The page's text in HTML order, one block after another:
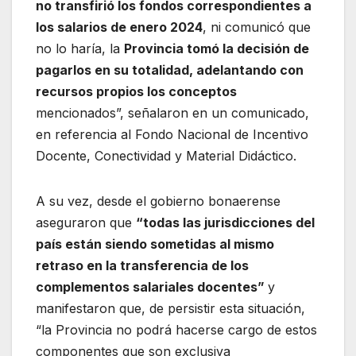
no transfirió los fondos correspondientes a
los salarios de enero 2024, ni comunicó que
no lo haría, la Provincia tomó la decisión de
pagarlos en su totalidad, adelantando con
recursos propios los conceptos
mencionados”, señalaron en un comunicado,
en referencia al Fondo Nacional de Incentivo
Docente, Conectividad y Material Didáctico.
A su vez, desde el gobierno bonaerense
aseguraron que “todas las jurisdicciones del
país están siendo sometidas al mismo
retraso en la transferencia de los
complementos salariales docentes” y
manifestaron que, de persistir esta situación,
“la Provincia no podrá hacerse cargo de estos
componentes que son exclusiva